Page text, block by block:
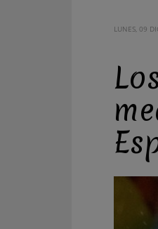
LUNES, 09